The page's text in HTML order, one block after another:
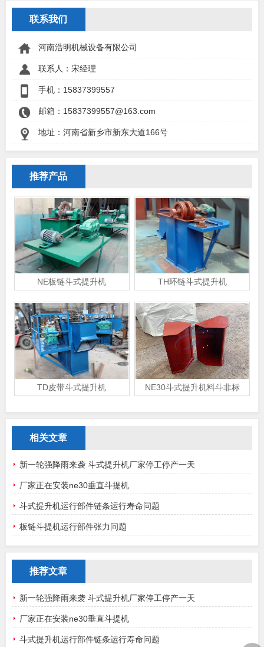
联系我们
河南浩明机械设备有限公司
联系人：宋经理
手机： 15837399557
邮箱：15837399557@163.com
地址：河南省新乡市新东大道166号
推荐产品
NE板链斗式提升机 TH环链斗式提升机
TD皮带斗式提升机 NE30斗式提升机料斗非标
相关文章
新一轮强降雨来袭 斗式提升机厂家停工停产一天
厂家正在安装ne30垂直斗提机
斗式提升机运行部件链条运行寿命问题
板链斗提机运行部件张力问题
推荐文章
新一轮强降雨来袭 斗式提升机厂家停工停产一天
厂家正在安装ne30垂直斗提机
斗式提升机运行部件链条运行寿命问题